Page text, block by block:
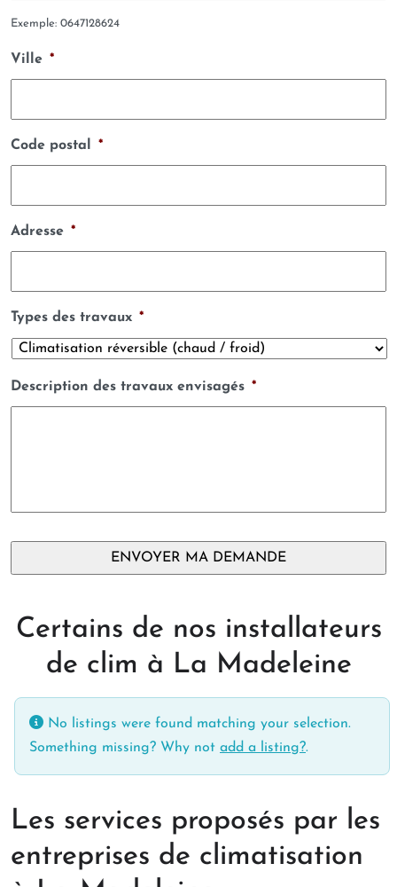
Exemple: 0647128624
Ville *
Code postal *
Adresse *
Types des travaux *
Description des travaux envisagés *
Certains de nos installateurs
de clim à La Madeleine
No listings were found matching your selection.
Something missing? Why not add a listing?.
Les services proposés par les
entreprises de climatisation